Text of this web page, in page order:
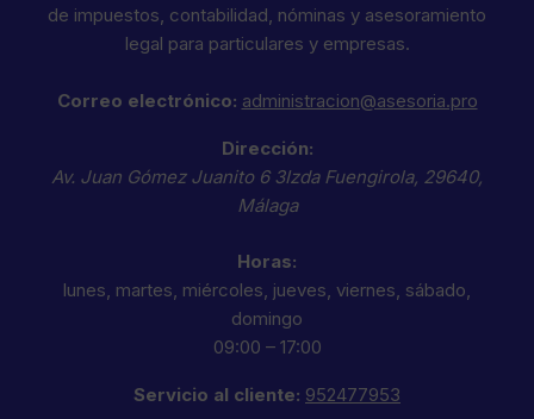
de impuestos, contabilidad, nóminas y asesoramiento
legal para particulares y empresas.
Correo electrónico: administracion@asesoria.pro
Dirección:
Av. Juan Gómez Juanito 6 3Izda Fuengirola, 29640,
Málaga
Horas:
lunes, martes, miércoles, jueves, viernes, sábado,
domingo
09:00 – 17:00
Servicio al cliente: 952477953